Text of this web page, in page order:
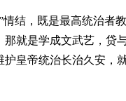
情结，既是最高统治者
就是学成文武艺，贷
皇帝统治长治久安，